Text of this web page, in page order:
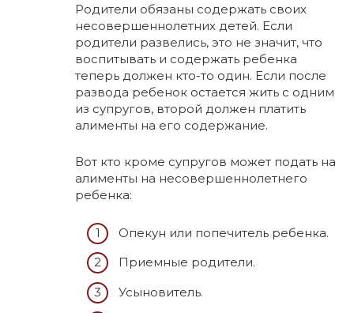
Родители обязаны содержать своих
несовершеннолетних детей. Если
родители развелись, это не значит, что
воспитывать и содержать ребенка
теперь должен кто-то один. Если после
развода ребенок остается жить с одним
из супругов, второй должен платить
алименты на его содержание.
Вот кто кроме супругов может подать на
алименты на несовершеннолетнего
ребенка:
Опекун или попечитель ребенка.
Приемные родители.
Усыновитель.